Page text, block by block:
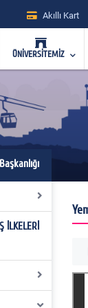
Akıllı Kart
ÜNİVERSİTEMİZ
İLKELERİ